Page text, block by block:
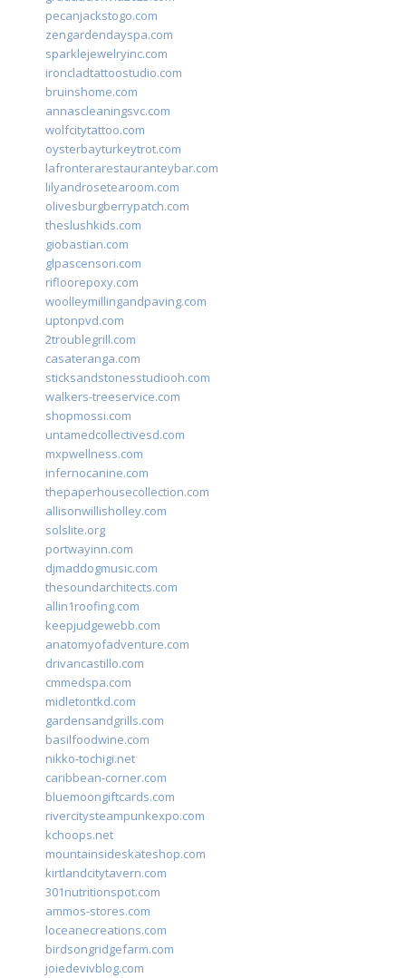
pecanjackstogo.com
zengardendayspa.com
sparklejewelryinc.com
ironcladtattoostudio.com
bruinshome.com
annascleaningsvc.com
wolfcitytattoo.com
oysterbayturkeytrot.com
lafronterarestauranteybar.com
lilyandrosetearoom.com
olivesburgberrypatch.com
theslushkids.com
giobastian.com
glpascensori.com
rifloorepoxy.com
woolleymillingandpaving.com
uptonpvd.com
2troublegrill.com
casateranga.com
sticksandstonesstudiooh.com
walkers-treeservice.com
shopmossi.com
untamedcollectivesd.com
mxpwellness.com
infernocanine.com
thepaperhousecollection.com
allisonwillisholley.com
solslite.org
portwayinn.com
djmaddogmusic.com
thesoundarchitects.com
allin1roofing.com
keepjudgewebb.com
anatomyofadventure.com
drivancastillo.com
cmmedspa.com
midletontkd.com
gardensandgrills.com
basilfoodwine.com
nikko-tochigi.net
caribbean-corner.com
bluemoongiftcards.com
rivercitysteampunkexpo.com
kchoops.net
mountainsideskateshop.com
kirtlandcitytavern.com
301nutritionspot.com
ammos-stores.com
loceanecreations.com
birdsongridgefarm.com
joiedevivblog.com